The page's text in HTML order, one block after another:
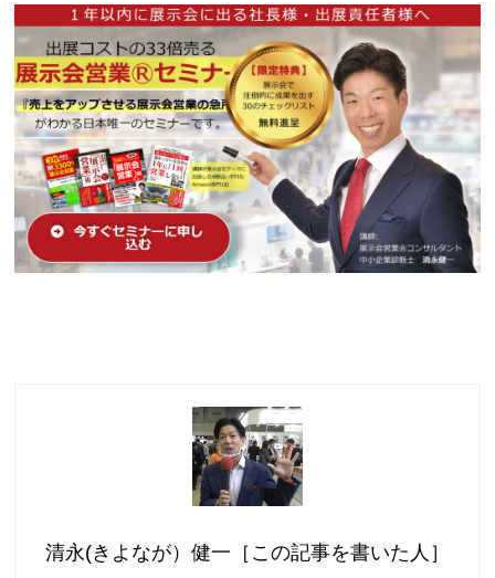
清永(きよなが）健一［この記事を書いた人］